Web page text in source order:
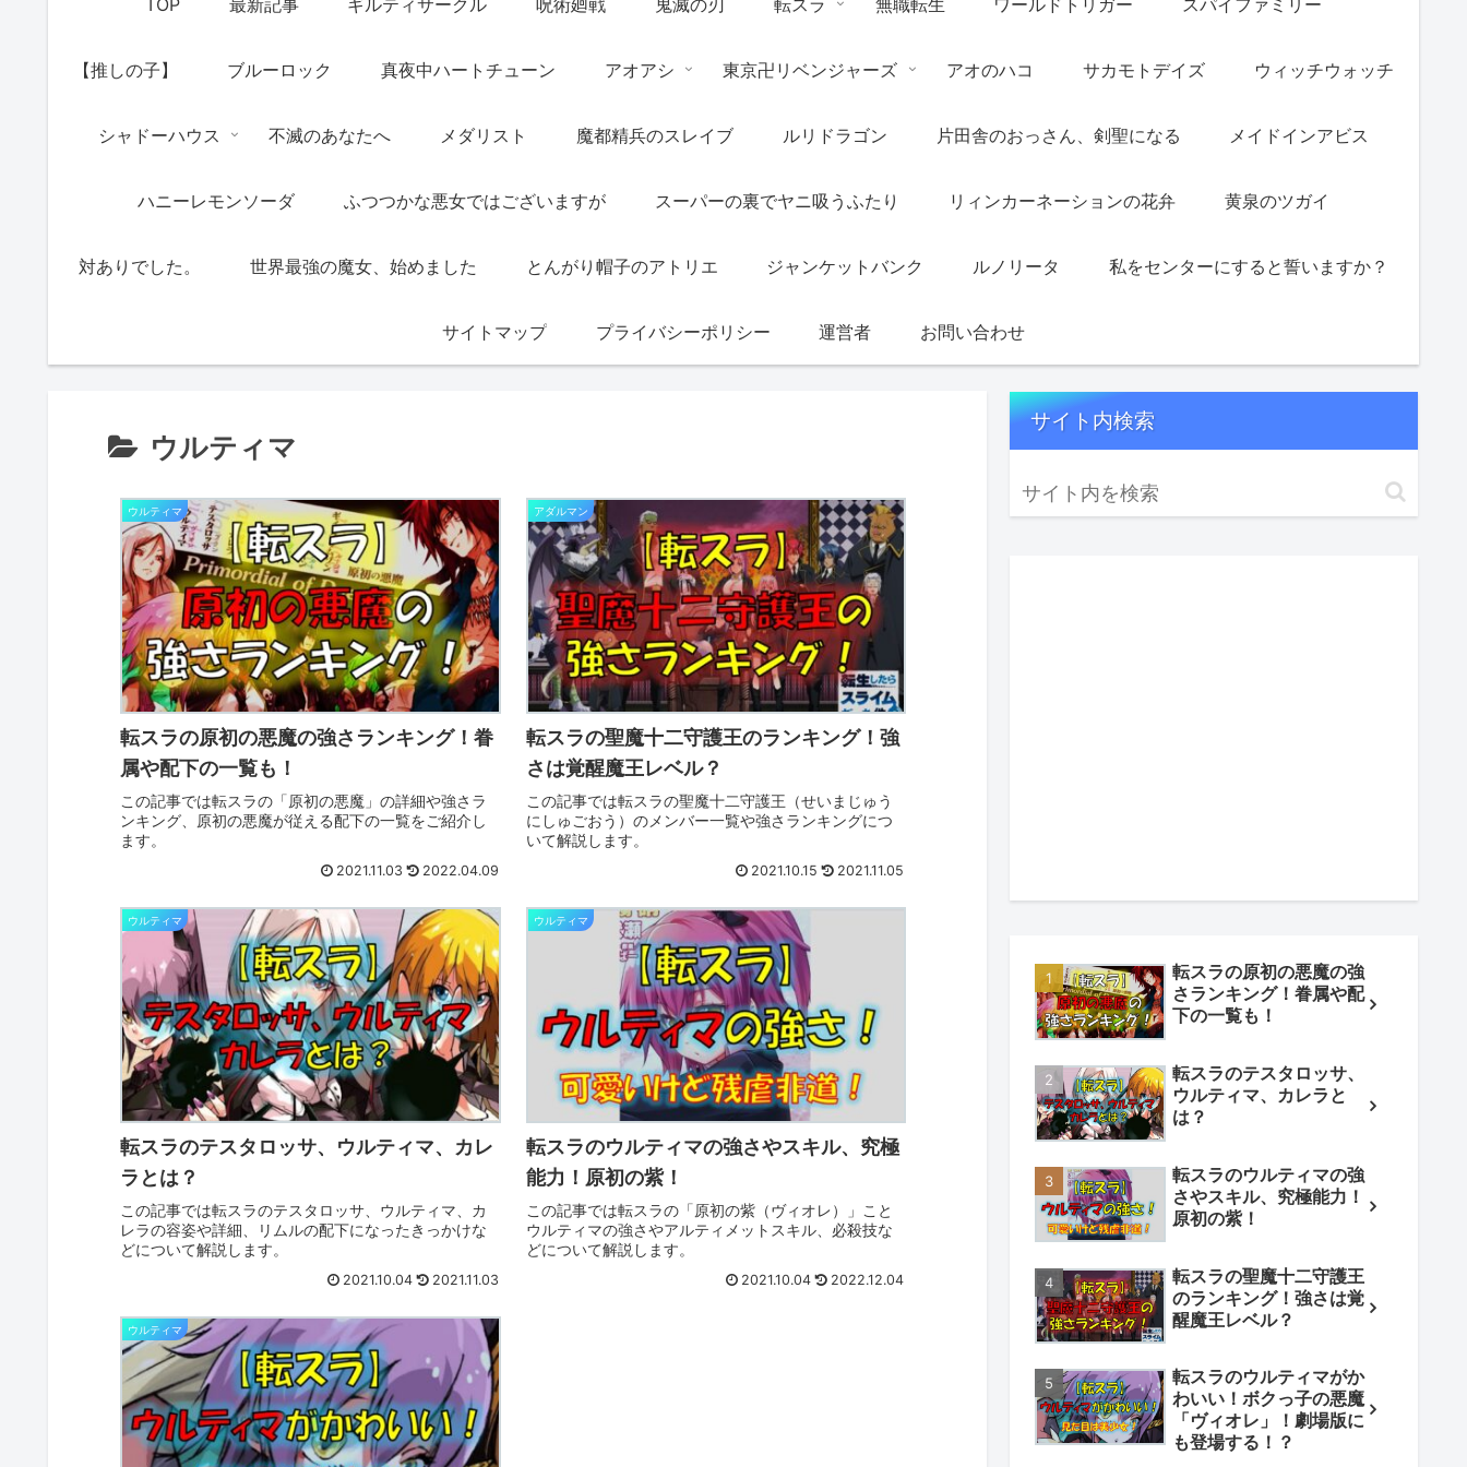
【推しの子】 ブルーロック 真夜中ハートチューン アオアシ 東京卍リベンジャーズ アオのハコ サカモトデイズ ウィッチウォッチ
シャドーハウス 不滅のあなたへ メダリスト 魔都精兵のスレイブ ルリドラゴン 片田舎のおっさん、剣聖になる メイドインアビス
ハニーレモンソーダ ふつつかな悪女ではございますが スーパーの裏でヤニ吸うふたり リィンカーネーションの花弁 黄泉のツガイ
対ありでした。 世界最強の魔女、始めました とんがり帽子のアトリエ ジャンケットバンク ルノリータ 私をセンターにすると誓いますか？
サイトマップ プライバシーポリシー 運営者 お問い合わせ
ウルティマ
ウルティマ
転スラの原初の悪魔の強さランキング！眷
属や配下の一覧も！
この記事では転スラの「原初の悪魔」の詳細や強さラ
ンキング、原初の悪魔が従える配下の一覧をご紹介し
ます。
2021.11.03 2022.04.09
アダルマン
転スラの聖魔十二守護王のランキング！強
さは覚醒魔王レベル？
この記事では転スラの聖魔十二守護王（せいまじゅう
にしゅごおう）のメンバー一覧や強さランキングにつ
いて解説します。
2021.10.15 2021.11.05
ウルティマ
転スラのテスタロッサ、ウルティマ、カレ
ラとは？
この記事では転スラのテスタロッサ、ウルティマ、カ
レラの容姿や詳細、リムルの配下になったきっかけな
どについて解説します。
2021.10.04 2021.11.03
ウルティマ
転スラのウルティマの強さやスキル、究極
能力！原初の紫！
この記事では転スラの「原初の紫（ヴィオレ）」こと
ウルティマの強さやアルティメットスキル、必殺技な
どについて解説します。
2021.10.04 2022.12.04
ウルティマ
サイト内検索
転スラの原初の悪魔の強
さランキング！眷属や配
下の一覧も！
転スラのテスタロッサ、
ウルティマ、カレラと
は？
転スラのウルティマの強
さやスキル、究極能力！
原初の紫！
転スラの聖魔十二守護王
のランキング！強さは覚
醒魔王レベル？
転スラのウルティマがか
わいい！ボクっ子の悪魔
「ヴィオレ」！劇場版に
も登場する！？